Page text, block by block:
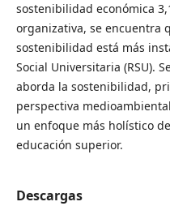
sostenibilidad económica
organizativa, se encuentra
sostenibilidad está más
Social Universitaria (RSU).
aborda la sostenibilidad,
perspectiva
un enfoque más holístico
educación superior.
Descargas